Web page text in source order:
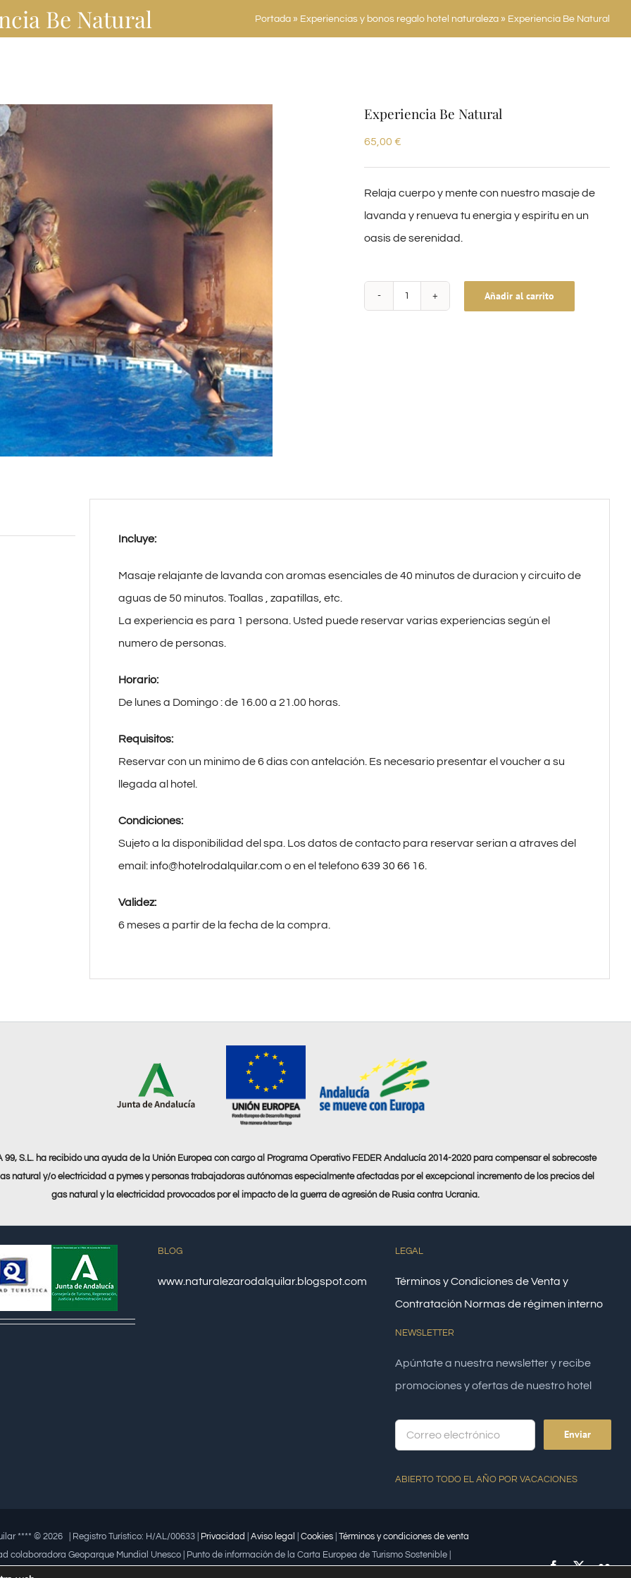
Be Natural Portada » Experiencias y bonos regalo hotel naturaleza » Experiencia Be Natural
Experiencia Be Natural
65,00 €
Relaja cuerpo y mente con nuestro masaje de
lavanda y renueva tu energia y espiritu en un
oasis de serenidad.
Experiencia
Añadir al carrito
Alternative:
Incluye:
Masaje relajante de lavanda con aromas esenciales de 40 minutos de duracion y circuito de
aguas de 50 minutos. Toallas , zapatillas, etc.
La experiencia es para 1 persona. Usted puede reservar varias experiencias según el
numero de personas.
Horario:
De lunes a Domingo : de 16.00 a 21.00 horas.
Requisitos:
Reservar con un minimo de 6 dias con antelación. Es necesario presentar el voucher a su
llegada al hotel.
Condiciones:
Sujeto a la disponibilidad del spa. Los datos de contacto para reservar serian a atraves del
email: info@hotelrodalquilar.com o en el telefono639 30 66 16.
Validez:
6 meses a partir de la fecha de la compra.
99, S.L. ha recibido una ayuda de la Unión Europea con cargo al Programa Operativo FEDER Andalucía 2014-2020 para compensar el sobrecoste
natural y/o electricidad a pymes y personas trabajadoras autónomas especialmente afectadas por el excepcional incremento de los precios del
gas natural y la electricidad provocados por el impacto de la guerra de agresión de Rusia contra Ucrania.
BLOG
www.naturalezarodalquilar.blogspot.com
LEGAL
Términos y Condiciones de Venta y
Contratación Normas de régimen interno
NEWSLETTER
Apúntate a nuestra newsletter y recibe
promociones y ofertas de nuestro hotel
ABIERTO TODO EL AÑO POR VACACIONES
**** © 2026 | Registro Turístico: H/AL/00633 | Privacidad Aviso legal Cookies Términos y condiciones de venta
colaboradora Geoparque Mundial Unesco | Punto de información de la Carta Europea de Turismo Sostenible |
a la iniciativa empresarial que fomenta la igualdad | Premio a la mujer trabajadora | Premio Lápiz por la
Facebook
X